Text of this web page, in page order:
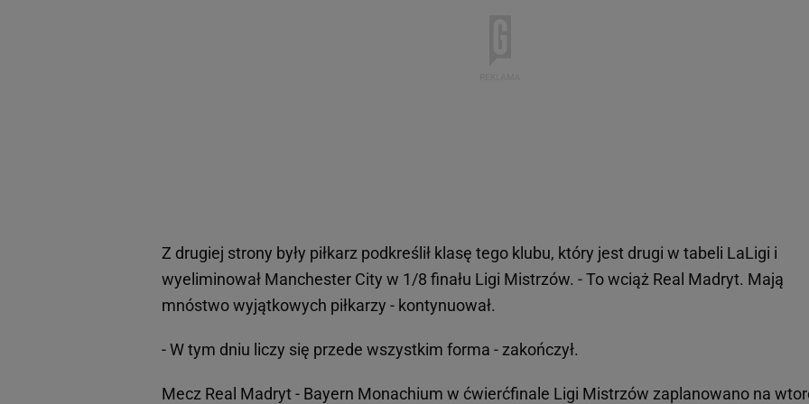
Z drugiej strony były piłkarz podkreślił klasę tego klubu, który jest drugi w tabeli LaLigi i
wyeliminował Manchester City w 1/8 finału Ligi Mistrzów. - To wciąż Real Madryt. Mają
mnóstwo wyjątkowych piłkarzy - kontynuował.
- W tym dniu liczy się przede wszystkim forma - zakończył.
Mecz Real Madryt - Bayern Monachium w ćwierćfinale Ligi Mistrzów zaplanowano na